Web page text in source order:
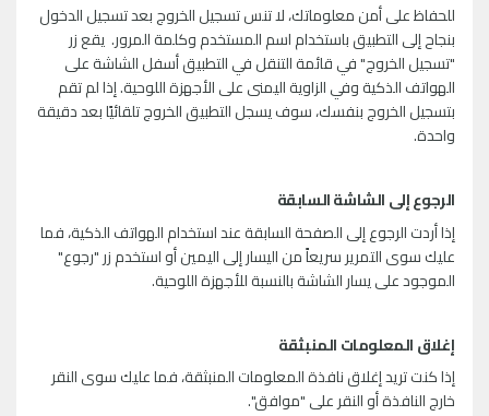
للحفاظ على أمن معلوماتك، لا تنس تسجيل الخروج بعد تسجيل الدخول
بنجاح إلى التطبيق باستخدام اسم المستخدم وكلمة المرور. يقع زر
"تسجيل الخروج" في قائمة التنقل في التطبيق أسفل الشاشة على
الهواتف الذكية وفي الزاوية اليمنى على الأجهزة اللوحية. إذا لم تقم
بتسجيل الخروج بنفسك، سوف يسجل التطبيق الخروج تلقائيًا بعد دقيقة
واحدة.
الرجوع إلى الشاشة السابقة
إذا أردت الرجوع إلى الصفحة السابقة عند استخدام الهواتف الذكية، فما
عليك سوى التمرير سريعاً من اليسار إلى اليمين أو استخدم زر "رجوع"
الموجود على يسار الشاشة بالنسبة للأجهزة اللوحية.
إغلاق المعلومات المنبثقة
إذا كنت تريد إغلاق نافذة المعلومات المنبثقة، فما عليك سوى النقر
خارج النافذة أو النقر على "موافق".